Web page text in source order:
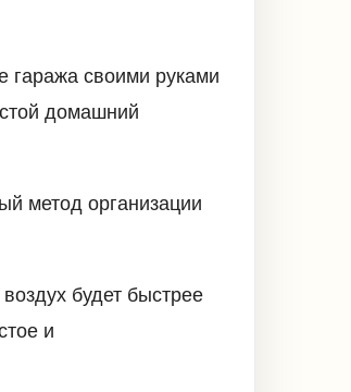
гаража своими руками
домашний
метод организации
будет быстрее
и